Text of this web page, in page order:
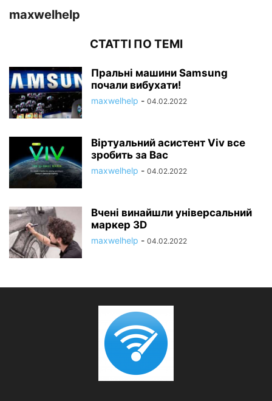
maxwelhelp
СТАТТІ ПО ТЕМІ
Пральні машини Samsung
почали вибухати!
maxwelhelp - 04.02.2022
Віртуальний асистент Viv все
зробить за Вас
maxwelhelp - 04.02.2022
Вчені винайшли універсальний
маркер 3D
maxwelhelp - 04.02.2022